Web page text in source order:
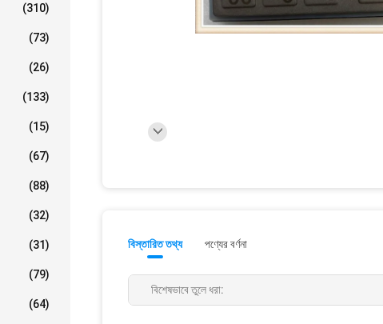
(310)
(73)
(26)
(133)
(15)
(67)
(88)
(32)
(31)
(79)
(64)
বিস্তারিত তথ্য পণ্যের বর্ণনা
বিশেষভাবে তুলে ধরা: